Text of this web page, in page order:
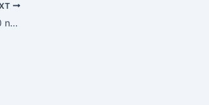
Bélgica x Irã: Empate em 0 a 0 na Copa do Mundo 2026 deixa seleções em situação delicada no Grupo G